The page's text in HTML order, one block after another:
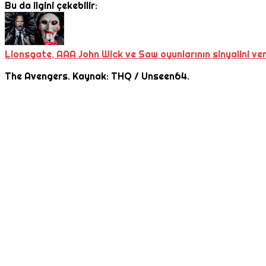
Bu da ilgini çekebilir:
Lionsgate, AAA John Wick ve Saw oyunlarının sinyalini
The Avengers. Kaynak: THQ / Unseen64.